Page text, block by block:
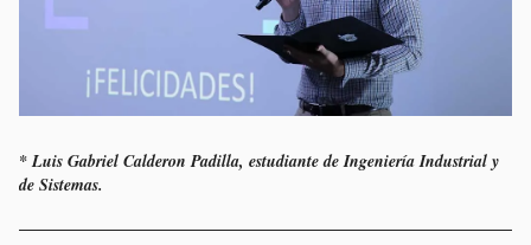
* Luis Gabriel Calderon Padilla, estudiante de Ingeniería Industrial y
de Sistemas.